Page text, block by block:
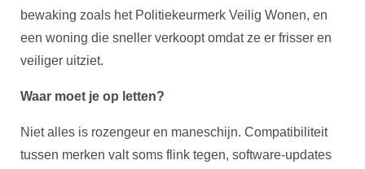
bewaking zoals het Politiekeurmerk Veilig Wonen, en
een woning die sneller verkoopt omdat ze er frisser en
veiliger uitziet.
Waar moet je op letten?
Niet alles is rozengeur en maneschijn. Compatibiliteit
tussen merken valt soms flink tegen, software-updates